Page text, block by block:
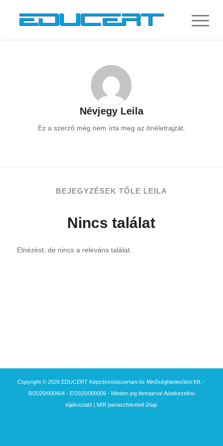
Névjegy Leila
Ez a szerző még nem írta meg az önéletrajzát.
BEJEGYZÉSEK TŐLE LEILA
Nincs találat
Elnézést, de nincs a releváns találat.
Copyright © 2026 EDUCERT Képzésmódszertani és Minőséghitelesítési Kft. -
B/2020/000404 - E/2020/000009 - Minden jog fenntarva! Adatkezelési
tájékoztató| MIR panaszfelvételi űrlap